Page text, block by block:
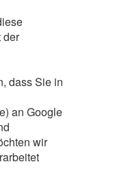
der
dass Sie in
an Google
wir